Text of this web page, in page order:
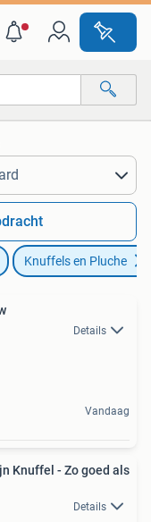
Knuffels en Pluche
Details
Vandaag
Knuffel - Zo goed als
Details